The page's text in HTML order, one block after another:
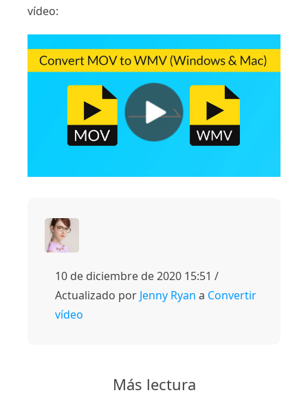
vídeo:
10 de diciembre de 2020 15:51 /
Actualizado por Jenny Ryan a Convertir
vídeo
Más lectura